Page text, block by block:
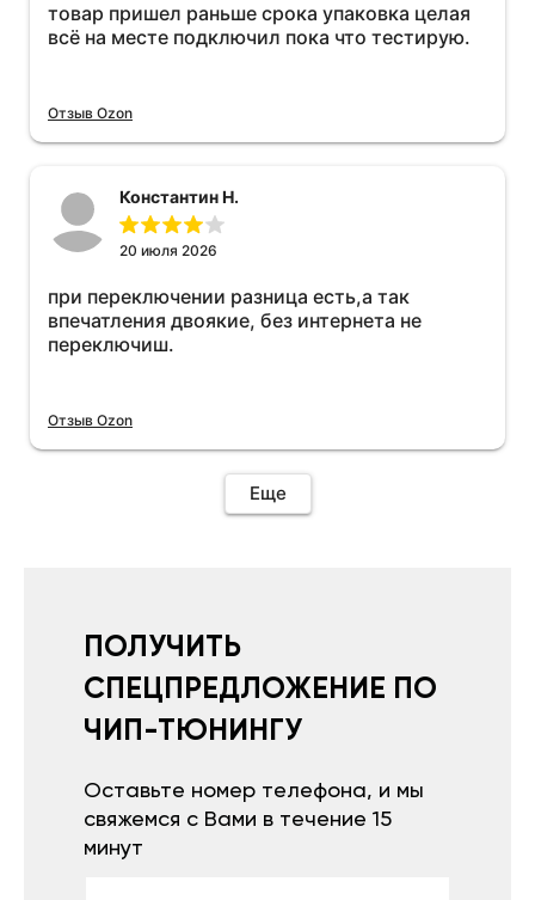
товар пришел раньше срока упаковка целая
всё на месте подключил пока что тестирую.
Отзыв Ozon
Константин Н.
20 июля 2026
при переключении разница есть,а так
впечатления двоякие, без интернета не
переключиш.
Отзыв Ozon
Еще
ПОЛУЧИТЬ
СПЕЦПРЕДЛОЖЕНИЕ ПО
ЧИП-ТЮНИНГУ
Оставьте номер телефона, и мы
свяжемся с Вами в течение 15
минут